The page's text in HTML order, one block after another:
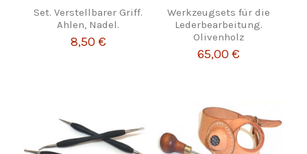
Set. Verstellbarer Griff.
Ahlen, Nadel.
8,50 €
Werkzeugsets für die
Lederbearbeitung.
Olivenholz
65,00 €